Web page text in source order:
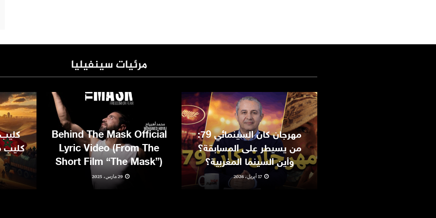
مرئيات سينفيليا
مهرجان كان السينمائي 79:
من يسيطر على المسابقة؟
وأين السينما المغربية؟
17 أبريل، 2026
Behind The Mask Official
Lyric Video (From The
Short Film “The Mask”)
29 مارس، 2025
كليب